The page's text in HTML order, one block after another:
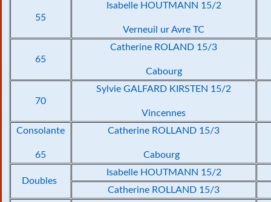
55
Isabelle HOUTMANN 15/2
Verneuil ur Avre TC
65
Catherine ROLAND 15/3
Cabourg
70
Sylvie GALFARD KIRSTEN 15/2
Vincennes
Consolante
65
Catherine ROLLAND 15/3
Cabourg
Doubles
Isabelle HOUTMANN 15/2
Catherine ROLLAND 15/3